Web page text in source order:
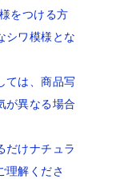
をつける方
シワ模様とな
ては、商品写
が異なる場合
だけナチュラ
理解くださ